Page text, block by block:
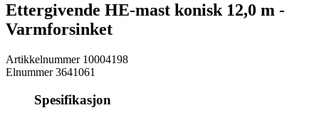
Ettergivende HE-mast konisk 12,0 m -
Varmforsinket
Artikkelnummer 10004198
Elnummer 3641061
Spesifikasjon